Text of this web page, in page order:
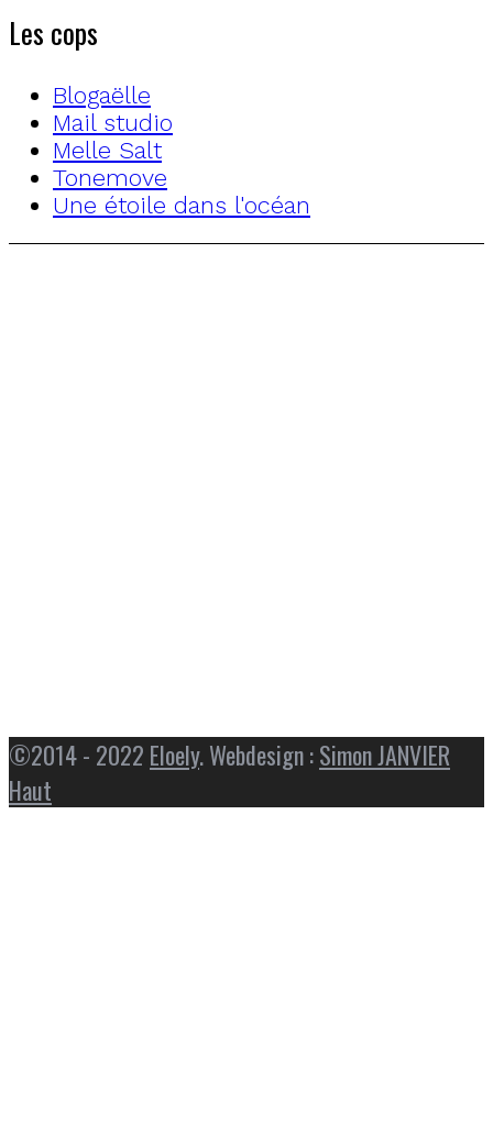
Les cops
Blogaëlle
Mail studio
Melle Salt
Tonemove
Une étoile dans l'océan
©2014 - 2022 Eloely. Webdesign :Simon JANVIER
Haut